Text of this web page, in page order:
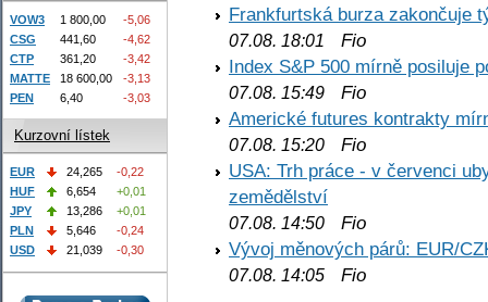
Frankfurtská burza zakončuje
07.08. 18:01
Fio
Index S&P 500 mírně posiluje
07.08. 15:49 Fio
Americké futures kontrakty
07.08. 15:20 Fio
USA: Trh práce - v červenci
zemědělství
07.08. 14:50 Fio
Vývoj měnových párů: EUR/
07.08. 14:05 Fio
VOW3 1 800,00
-5,06
CSG
441,60
-4,62
CTP
361,20
-3,42
MATTE
18 600,00
-3,13
PEN
6,40 -3,03
Kurzovní lístek
EUR 24,265
-0,22
HUF
6,654
+0,01
JPY
13,286
+0,01
PLN
5,646
-0,24
USD
21,039 -0,30